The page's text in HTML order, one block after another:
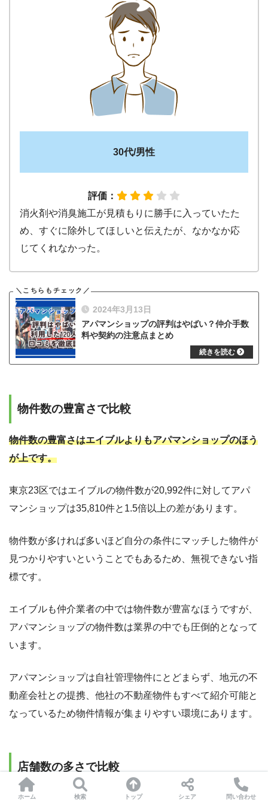
30代/男性
評価：
消火剤や消臭施工が見積もりに勝手に入っていたた
め、すぐに除外してほしいと伝えたが、なかなか応
じてくれなかった。
2024年3月13日
アパマンショップの評判はやばい？仲介手数
料や契約の注意点まとめ
物件数の豊富さで比較
物件数の豊富さはエイブルよりもアパマンショップのほう
が上です。
東京23区ではエイブルの物件数が20,992件に対してアパ
マンショップは35,810件と1.5倍以上の差があります。
物件数が多ければ多いほど自分の条件にマッチした物件が
見つかりやすいということでもあるため、無視できない指
標です。
エイブルも仲介業者の中では物件数が豊富なほうですが、
アパマンショップの物件数は業界の中でも圧倒的となって
います。
アパマンショップは自社管理物件にとどまらず、地元の不
動産会社との提携、他社の不動産物件もすべて紹介可能と
なっているため物件情報が集まりやすい環境にあります。
店舗数の多さで比較
店舗数の多さも物件数と同様にエイブルよりもアパマンシ
ホーム 検索 トップ シェア 問い合わせ